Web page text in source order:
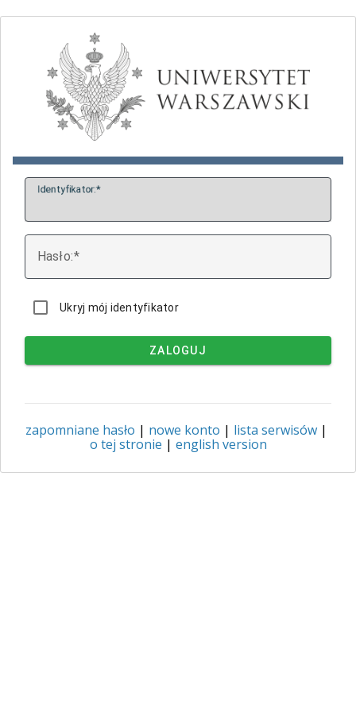
Identyfikator:
Hasło:
Ukryj mój identyfikator
ZALOGUJ
zapomniane hasło | nowe konto | lista serwisów |
o tej stronie | english version